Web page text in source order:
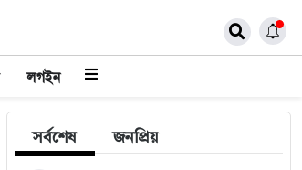
লগইন
সর্বশেষ জনপ্রিয়